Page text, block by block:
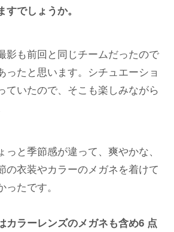
でしょうか。
影も前回と同じチームだったので
ったと思います。シチュエーショ
ていたので、そこも楽しみながら
っと季節感が違って、爽やかな、
の衣装やカラーのメガネを着けて
たです。
カラーレンズのメガネも含め6 点